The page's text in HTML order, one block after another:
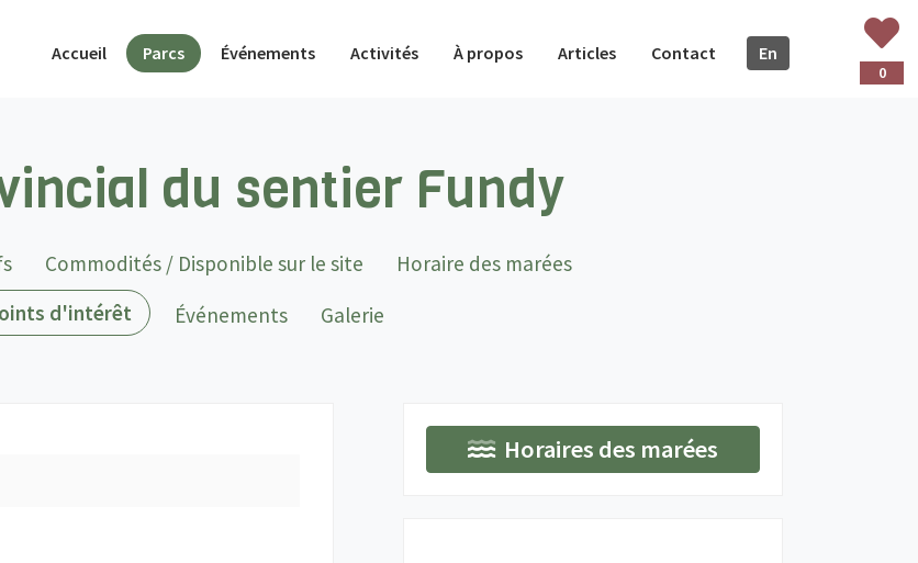
Accueil Parcs (actif)
Événements Activités À propos Articles Contact En
0
du sentier Fundy
Commodités / Disponible sur le site
Horaire des marées
d'intérêt (actif)Événements Galerie
Horaires des marées